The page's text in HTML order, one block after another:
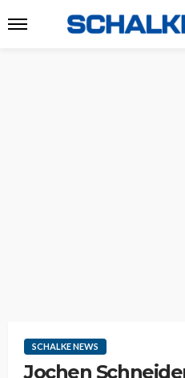
SCHALKE NEWS
Jochen